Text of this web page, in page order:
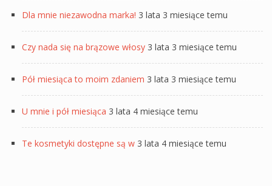
Dla mnie niezawodna marka! 3 lata 3 miesiące temu
Czy nada się na brązowe włosy 3 lata 3 miesiące temu
Pół miesiąca to moim zdaniem 3 lata 3 miesiące temu
U mnie i pół miesiąca 3 lata 4 miesiące temu
Te kosmetyki dostępne są w 3 lata 4 miesiące temu